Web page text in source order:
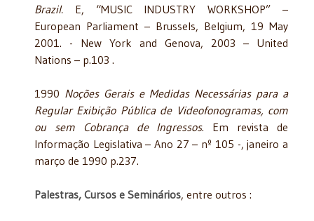
Brazil. E, “MUSIC INDUSTRY WORKSHOP” –
European Parliament – Brussels, Belgium, 19 May
2001. - New York and Genova, 2003 – United
Nations – p.103 .
1990 Noções Gerais e Medidas Necessárias para a
Regular Exibição Pública de Videofonogramas, com
ou sem Cobrança de Ingressos. Em revista de
Informação Legislativa – Ano 27 – nº 105 -, janeiro a
março de 1990 p.237.
Palestras, Cursos e Seminários, entre outros :